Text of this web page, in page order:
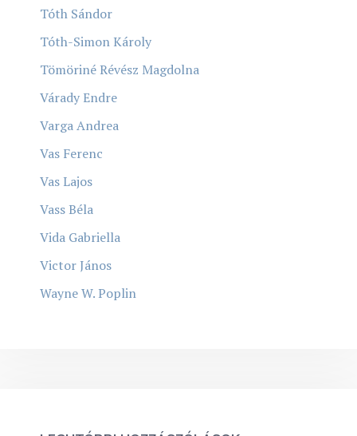
Tóth Sándor
Tóth-Simon Károly
Tömöriné Révész Magdolna
Várady Endre
Varga Andrea
Vas Ferenc
Vas Lajos
Vass Béla
Vida Gabriella
Victor János
Wayne W. Poplin